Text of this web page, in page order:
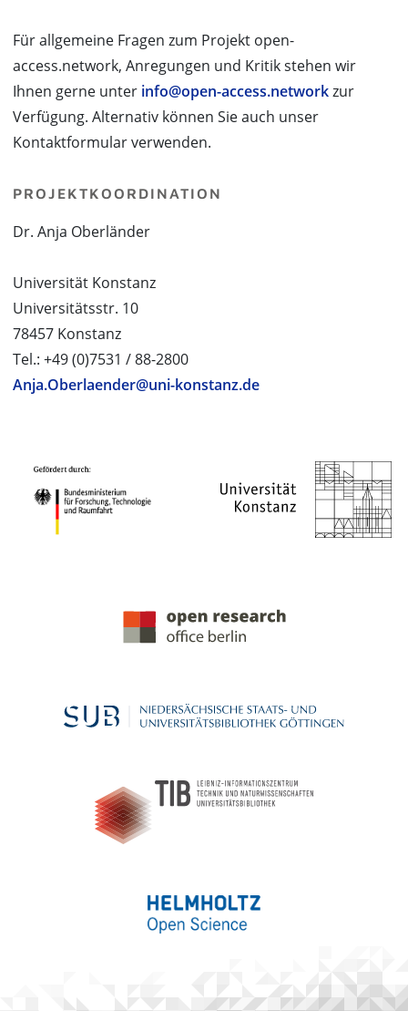
Für allgemeine Fragen zum Projekt open-
access.network, Anregungen und Kritik stehen wir
Ihnen gerne unter info@open-access.networkzur
Verfügung. Alternativ können Sie auch unser
Kontaktformular verwenden.
PROJEKTKOORDINATION
Dr. Anja Oberländer
Universität Konstanz
Universitätsstr. 10
78457 Konstanz
Tel.: +49 (0)7531 / 88-2800
Anja.Oberlaender@uni-konstanz.de